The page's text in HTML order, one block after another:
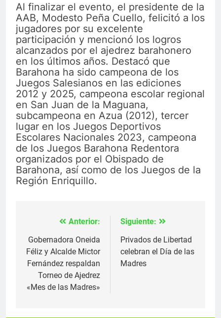
Al finalizar el evento, el presidente de la
AAB, Modesto Peña Cuello, felicitó a los
jugadores por su excelente
participación y mencionó los logros
alcanzados por el ajedrez barahonero
en los últimos años. Destacó que
Barahona ha sido campeona de los
Juegos Salesianos en las ediciones
2012 y 2025, campeona escolar regional
en San Juan de la Maguana,
subcampeona en Azua (2012), tercer
lugar en los Juegos Deportivos
Escolares Nacionales 2023, campeona
de los Juegos Barahona Redentora
organizados por el Obispado de
Barahona, así como de los Juegos de la
Región Enriquillo.
Navegación
de
entradas
Anterior:
Gobernadora Oneida
Féliz y Alcalde Mictor
Fernández respaldan
Torneo de Ajedrez
«Mes de las Madres»
Siguiente:
Privados de Libertad
celebran el Día de las
Madres